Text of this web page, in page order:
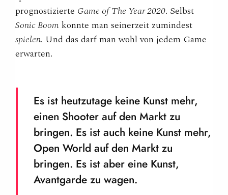
prognostizierte Game of The Year 2020. Selbst
Sonic Boom konnte man seinerzeit zumindest
spielen. Und das darf man wohl von jedem Game
erwarten.
Es ist heutzutage keine Kunst mehr,
einen Shooter auf den Markt zu
bringen. Es ist auch keine Kunst mehr,
Open World auf den Markt zu
bringen. Es ist aber eine Kunst,
Avantgarde zu wagen.